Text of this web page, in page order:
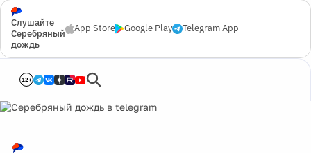
Слушайте
Серебряный
дождь
App Store Google Play Telegram App
12+